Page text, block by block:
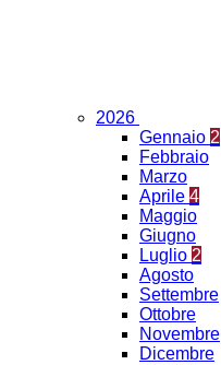
2026
Gennaio 2
Febbraio
Marzo
Aprile 4
Maggio
Giugno
Luglio 2
Agosto
Settembre
Ottobre
Novembre
Dicembre